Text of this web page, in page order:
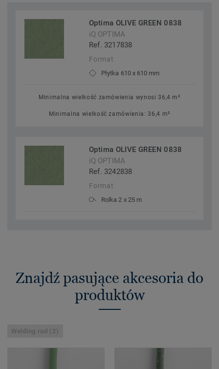
Optima OLIVE GREEN 0838
iQ OPTIMA
Ref. 3217838
Format
Płytka 610 x 610 mm
Minimalna wielkość zamówienia wynosi 36,4 m²
Minimalna wielkość zamówienia: 36,4 m²
Optima OLIVE GREEN 0838
iQ OPTIMA
Ref. 3242838
Format
Rolka 2 x 25 m
Znajdź pasujące akcesoria do
produktów
Welding rod (2)